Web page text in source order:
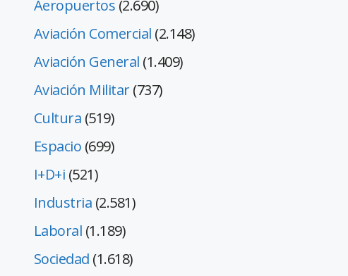
Aeropuertos (2.690)
Aviación Comercial (2.148)
Aviación General (1.409)
Aviación Militar(737)
Cultura (519)
Espacio (699)
I+D+i (521)
Industria (2.581)
Laboral (1.189)
Sociedad (1.618)